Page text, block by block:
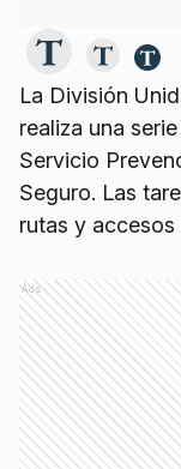
La División
realiza una
Servicio
Seguro. Las
rutas y accesos
Ads